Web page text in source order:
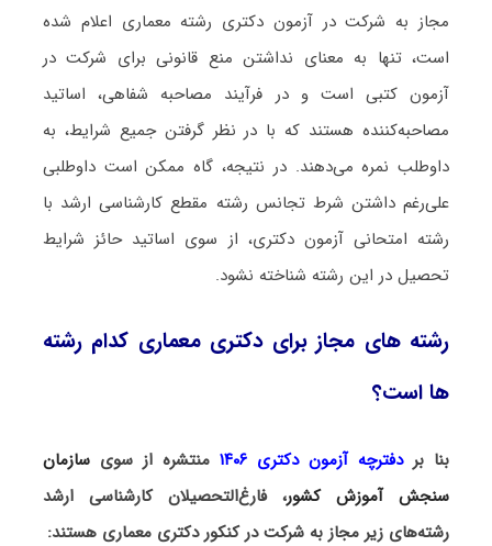
مجاز به شرکت در آزمون دکتری رشته معماری اعلام شده
است، تنها به معنای نداشتن منع قانونی برای شرکت در
آزمون کتبی است و در فرآیند مصاحبه شفاهی، اساتید
مصاحبه‌کننده هستند که با در نظر گرفتن جمیع شرایط، به
داوطلب نمره می‌دهند. در نتیجه، گاه ممکن است داوطلبی
علی‌رغم داشتن شرط تجانس رشته مقطع کارشناسی ارشد با
رشته امتحانی آزمون دکتری، از سوی اساتید حائز شرایط
تحصیل در این رشته شناخته نشود.
رشته های مجاز برای دکتری معماری کدام رشته
ها است؟
بنا بردفترچه آزمون دکتری ۱۴۰۶ منتشره از سویسازمان
سنجش آموزش کشور، فارغ‌التحصیلان کارشناسی ارشد
رشته‌های زیر مجاز به شرکت در کنکور دکتری معماری هستند: